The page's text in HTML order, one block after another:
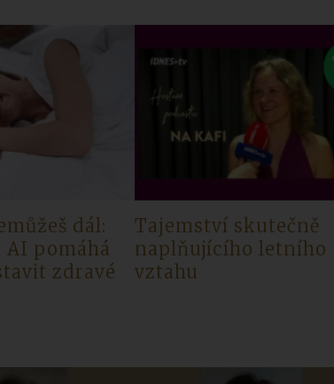
dál:
AI pomáhá
zdravé
Tajemství skutečně
naplňujícího letního
vztahu